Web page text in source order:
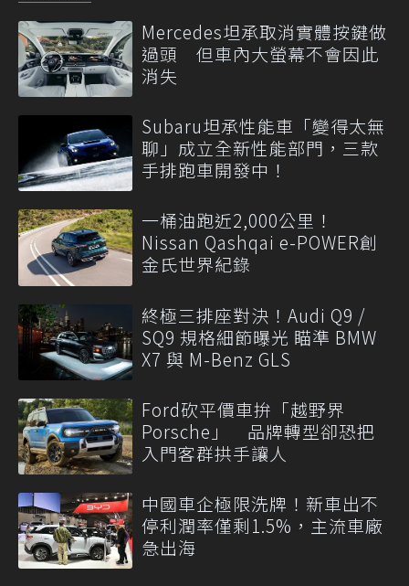
Mercedes坦承取消實體按鍵做
過頭 但車內大螢幕不會因此
消失
Subaru坦承性能車「變得太無
聊」成立全新性能部門，三款
手排跑車開發中！
一桶油跑近2,000公里！
Nissan Qashqai e-POWER創
金氏世界紀錄
終極三排座對決！Audi Q9 /
SQ9 規格細節曝光 瞄準 BMW
X7 與 M-Benz GLS
Ford砍平價車拚「越野界
Porsche」 品牌轉型卻恐把
入門客群拱手讓人
中國車企極限洗牌！新車出不
停利潤率僅剩1.5%，主流車廠
急出海